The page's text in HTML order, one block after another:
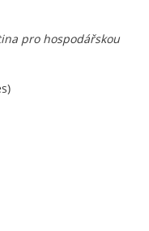
pro hospodářskou